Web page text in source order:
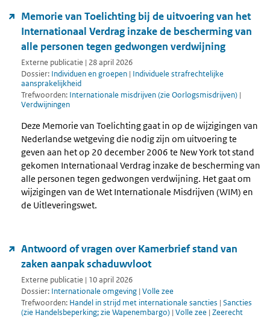
Memorie van Toelichting bij de uitvoering van het
Internationaal Verdrag inzake de bescherming van
alle personen tegen gedwongen verdwijning
Externe publicatie | 28 april 2026
Dossier: Individuen en groepen | Individuele strafrechtelijke
aansprakelijkheid
Trefwoorden: Internationale misdrijven (zie Oorlogsmisdrijven) |
Verdwijningen
Deze Memorie van Toelichting gaat in op de wijzigingen van
Nederlandse wetgeving die nodig zijn om uitvoering te
geven aan het op 20 december 2006 te New York tot stand
gekomen Internationaal Verdrag inzake de bescherming van
alle personen tegen gedwongen verdwijning. Het gaat om
wijzigingen van de Wet Internationale Misdrijven (WIM) en
de Uitleveringswet.
Antwoord of vragen over Kamerbrief stand van
zaken aanpak schaduwvloot
Externe publicatie | 10 april 2026
Dossier: Internationale omgeving | Volle zee
Trefwoorden: Handel in strijd met internationale sancties | Sancties
(zie Handelsbeperking; zie Wapenembargo) | Volle zee | Zeerecht